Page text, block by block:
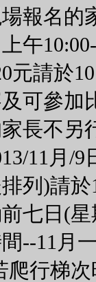
報名的
上午
元請於
可參加
長不另
11月/
列)請
七日(
--11月
爬行梯